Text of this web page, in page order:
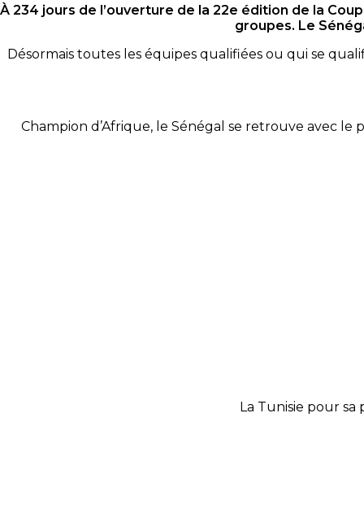
À 234 jours de l’ouverture de la 22e édition de la
groupes. Le
Désormais toutes les équipes qualifiées ou qui se
Champion d’Afrique, le Sénégal se retrouve avec le
La Tunisie pour